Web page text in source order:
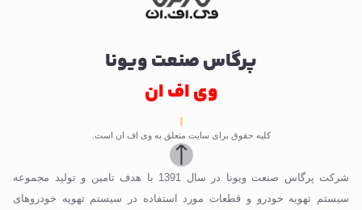
پرگاس صنعت ویونا
وی اف ان
کلیه حقوق برای سایت متعلق به وی اف ان است.
شرکت پرگاس صنعت ویونا در سال 1391 با هدف تامین و تولید مجموعه
سیستم تهویه خودرو و قطعات مورد استفاده در سیستم تهویه خودروهای